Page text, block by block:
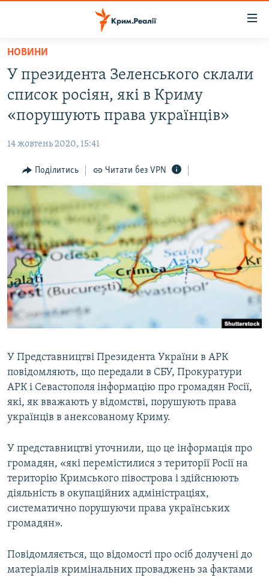
Перейти
основного
матеріалу
до
основної
Перейти
до
ВОДА.КРИМ
ВІДЕО ТА ФОТО
БЛОГИ
ПОГЛЯД
ІНТЕРВ'Ю
ВСЕ ЗА ДЕНЬ
СПЕЦПРОЕКТИ
ДЕПОРТАЦІЯ
ВІДЕОУРОКИ «ELIFBE»
СВІДЧЕННЯ ОКУПАЦІЇ
УКРАЇНСЬКА ПРОБЛЕМА КРИМУ
ЯК ОБІЙТИ БЛОКУВАННЯ
Русский
Qırımtatar
Усі сайти RFE/RL
НОВИНИ
У президента Зеленського склали
список росіян, які в Криму
«порушують права українців»
14 жовтень 2020, 15:41
Поділитись Читати без VPN
У Представництві Президента України в АРК
повідомляють, що передали в СБУ, Прокуратури
АРК і Севастополя інформацію про громадян Росії,
які, як вважають у відомстві, порушують права
українців в анексованому Криму.
У представництві уточнили, що це інформація про
громадян, «які перемістилися з території Росії на
територію Кримського півострова і здійснюють
діяльність в окупаційних адміністраціях,
систематично порушуючи права українських
громадян».
Повідомляється, що відомості про осіб долучені до
матеріалів кримінальних проваджень за фактами